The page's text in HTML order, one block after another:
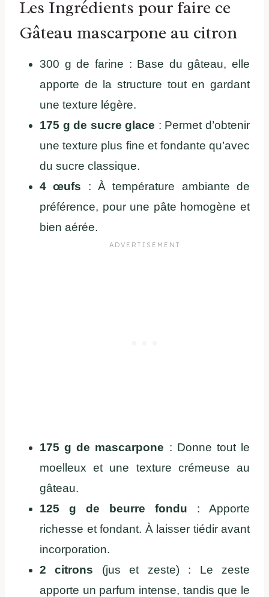
Les Ingrédients pour faire ce
Gâteau mascarpone au citron
300 g de farine : Base du gâteau, elle
apporte de la structure tout en gardant
une texture légère.
175 g de sucre glace : Permet d’obtenir
une texture plus fine et fondante qu’avec
du sucre classique.
4 œufs : À température ambiante de
préférence, pour une pâte homogène et
bien aérée.
175 g de mascarpone : Donne tout le
moelleux et une texture crémeuse au
gâteau.
125 g de beurre fondu : Apporte
richesse et fondant. À laisser tiédir avant
incorporation.
2 citrons (jus et zeste) : Le zeste
apporte un parfum intense, tandis que le